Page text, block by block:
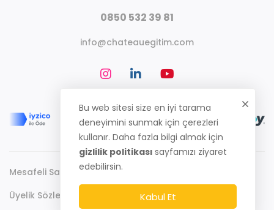
0850 532 39 81
info@chateauegitim.com
Mesafeli Satış Sözleşmesi
Üyelik Sözleşmesi
Bu web sitesi size en iyi tarama
deneyimini sunmak için çerezleri
kullanır. Daha fazla bilgi almak için
gizlilik politikası sayfamızı ziyaret
edebilirsin.
Kabul Et